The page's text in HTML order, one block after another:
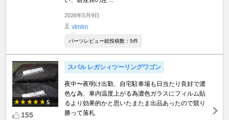
2026年5月9日
vtmtm
パーツレビュー総投稿数：5件
5
155
スバル レガシィツーリングワゴン
夜中〜夜明け出勤、自宅駐車場も日当たり良好で濃
色な為、車内温度上がる為濃色ガラスにフィルム貼
るより効果的かと思いたまたま出品あったので競り
勝って落札